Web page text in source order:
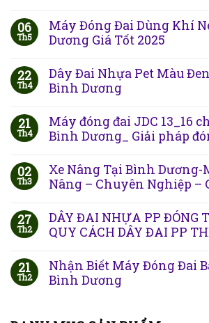
06
Th5
Máy Đóng Đai Dùng Khí
Dương Giá Tốt 2025
22
Th4
Dây Đai Nhựa Pet Màu
Bình Dương
21
Th4
Máy đóng đai JDC 13_16
Bình Dương_ Giải pháp
02
Th3
Xe Nâng Tại Bình Dương-
Nâng – Chuyên Nghiệp –
27
Th2
DÂY ĐAI NHỰA PP ĐÓNG
QUY CÁCH DÂY ĐAI PP
21
Th2
Nhận Biết Máy Đóng Đai
Bình Dương